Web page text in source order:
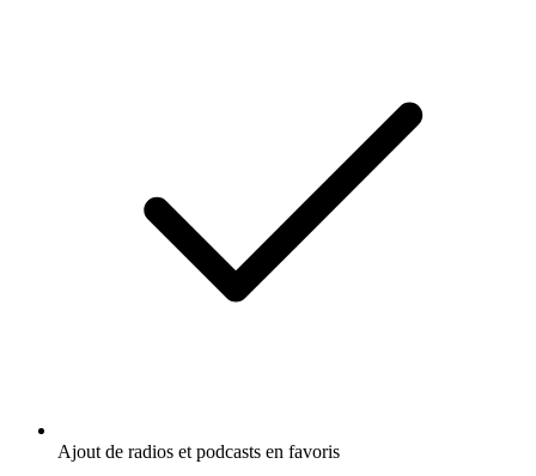
Ajout de radios et podcasts en favoris